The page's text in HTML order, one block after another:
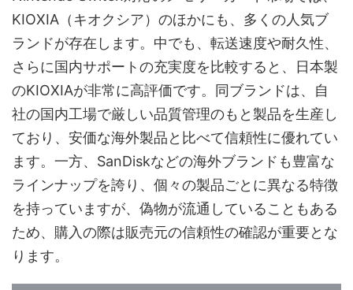
KIOXIA（キオクシア）のほかにも、多くの人気ブ
ランドが存在します。中でも、転送速度や耐久性、
さらに国内サポートの充実度を比較すると、日本製
のKIOXIAが非常に高評価です。同ブランドは、自
社の国内工場で厳しい品質管理のもと製品を生産し
ており、安価な海外製品と比べて信頼性に優れてい
ます。一方、SanDiskなどの海外ブランドも豊富な
ラインナップを誇り、個々の製品ごとに異なる特徴
を持っていますが、偽物が流通していることもある
ため、購入の際は販売元の信頼性の確認が重要とな
ります。